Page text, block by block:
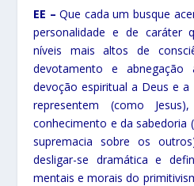
EE – Que cada um busque
personalidade e de caráter
níveis mais altos de
devotamento e abnegação
devoção espiritual a Deus e a
representem (como
conhecimento e da
supremacia sobre os
desligar-se dramática e
mentais e morais do